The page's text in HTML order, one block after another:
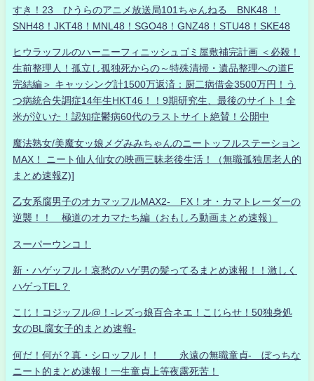
すき！23 ひうらのアニメ放送局101ちゃんねる BNK48 ！
SNH48！JKT48！MNL48！SGO48！GNZ48！STU48！SKE48
ヒウラッフルのハーニーフィニッシュゴミ屋敷補完計画 ＜必殺！
生前整理人！孤立し孤独死からの～特殊清掃・遺品整理への道F
完結編＞ キャッシング計1500万返済：厨二病借金3500万円！う
つ病統合失調症14年生HKT46！！9期研究生、最後のサイト！全
米が泣いた！認知症鬱病60代のラストサイト絶賛！公開中
魔法熟女/美魔女ッ娘メグみみちゃんのニートッフルステーション
MAX！ ニート仙人仙女の映画三昧老後生活！（無職孤独居老人的
まとめ速報Z)]
乙女系腐男子のオカマッフルMAX2- FX！オ・カマトレーダーの
逆襲！！ 極道のオカマたち編（おもしろ動画まとめ速報）
スーパーウンコ！
新・ハゲッフル！哀愁のハゲ男の髪ってるまとめ速報！！激しく
ハゲっTEL？
こじ！コジッフル@！-レズっ娘百合ネエ！こじらせ！50独身処
女のBL腐女子的まとめ速報-
何だ！何が？真・シロッフル！！ 永遠の無職童貞- ぼっちな
ニート的まとめ速報！一生童貞上等夜露死苦！